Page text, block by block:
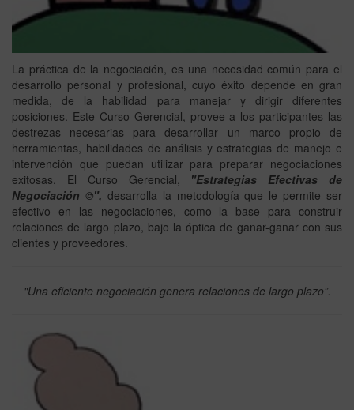
La práctica de la negociación, es una necesidad común para el
desarrollo personal y profesional, cuyo éxito depende en gran
medida, de la habilidad para manejar y dirigir diferentes
posiciones. Este Curso Gerencial, provee a los participantes las
destrezas necesarias para desarrollar un marco propio de
herramientas, habilidades de análisis y estrategias de manejo e
intervención que puedan utilizar para preparar negociaciones
exitosas. El Curso Gerencial, "Estrategias Efectivas de
Negociación ©", desarrolla la metodología que le permite ser
efectivo en las negociaciones, como la base para construir
relaciones de largo plazo, bajo la óptica de ganar-ganar con sus
clientes y proveedores.
"Una eficiente negociación genera relaciones de largo plazo”.